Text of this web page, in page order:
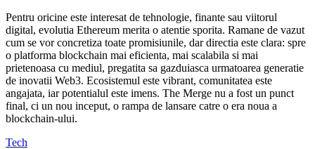
Pentru oricine este interesat de tehnologie, finante sau viitorul
digital, evolutia Ethereum merita o atentie sporita. Ramane de vazut
cum se vor concretiza toate promisiunile, dar directia este clara: spre
o platforma blockchain mai eficienta, mai scalabila si mai
prietenoasa cu mediul, pregatita sa gazduiasca urmatoarea generatie
de inovatii Web3. Ecosistemul este vibrant, comunitatea este
angajata, iar potentialul este imens. The Merge nu a fost un punct
final, ci un nou inceput, o rampa de lansare catre o era noua a
blockchain-ului.
Tech